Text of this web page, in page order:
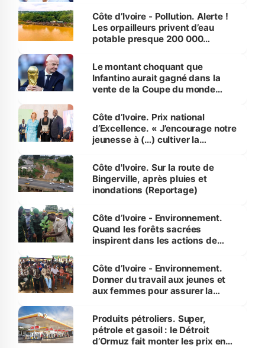
Côte d’Ivoire - Pollution. Alerte !
Les orpailleurs privent d’eau
potable presque 200 000
Le montant choquant que
Infantino aurait gagné dans la
vente de la Coupe du monde
Côte d’Ivoire. Prix national
d’Excellence. « J’encourage notre
jeunesse à (…) cultiver la
(Alassane Ouattara
Côte d'Ivoire. Sur la route de
Bingerville, après pluies et
inondations (Reportage)
Côte d’Ivoire - Environnement.
Quand les forêts sacrées
inspirent dans les actions de
Côte d’Ivoire - Environnement.
Donner du travail aux jeunes et
aux femmes pour assurer la
menacées
Produits pétroliers. Super,
pétrole et gasoil : le Détroit
d’Ormuz fait monter les prix en